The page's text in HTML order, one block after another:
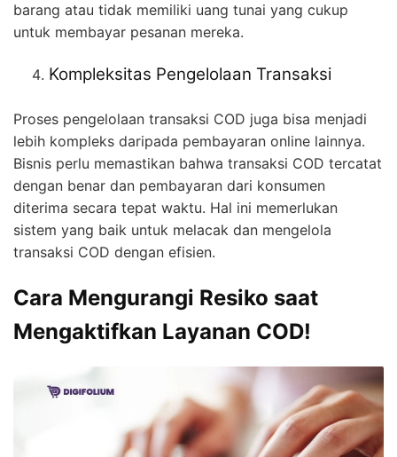
barang atau tidak memiliki uang tunai yang cukup
untuk membayar pesanan mereka.
Kompleksitas Pengelolaan Transaksi
Proses pengelolaan transaksi COD juga bisa menjadi
lebih kompleks daripada pembayaran online lainnya.
Bisnis perlu memastikan bahwa transaksi COD tercatat
dengan benar dan pembayaran dari konsumen
diterima secara tepat waktu. Hal ini memerlukan
sistem yang baik untuk melacak dan mengelola
transaksi COD dengan efisien.
Cara Mengurangi Resiko saat
Mengaktifkan Layanan COD!